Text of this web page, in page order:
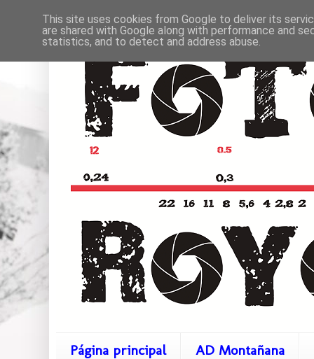
Página principal AD Montañana
This site uses cookies from Google to deliver its
are shared with Google along with performance and
statistics, and to detect and address abuse.